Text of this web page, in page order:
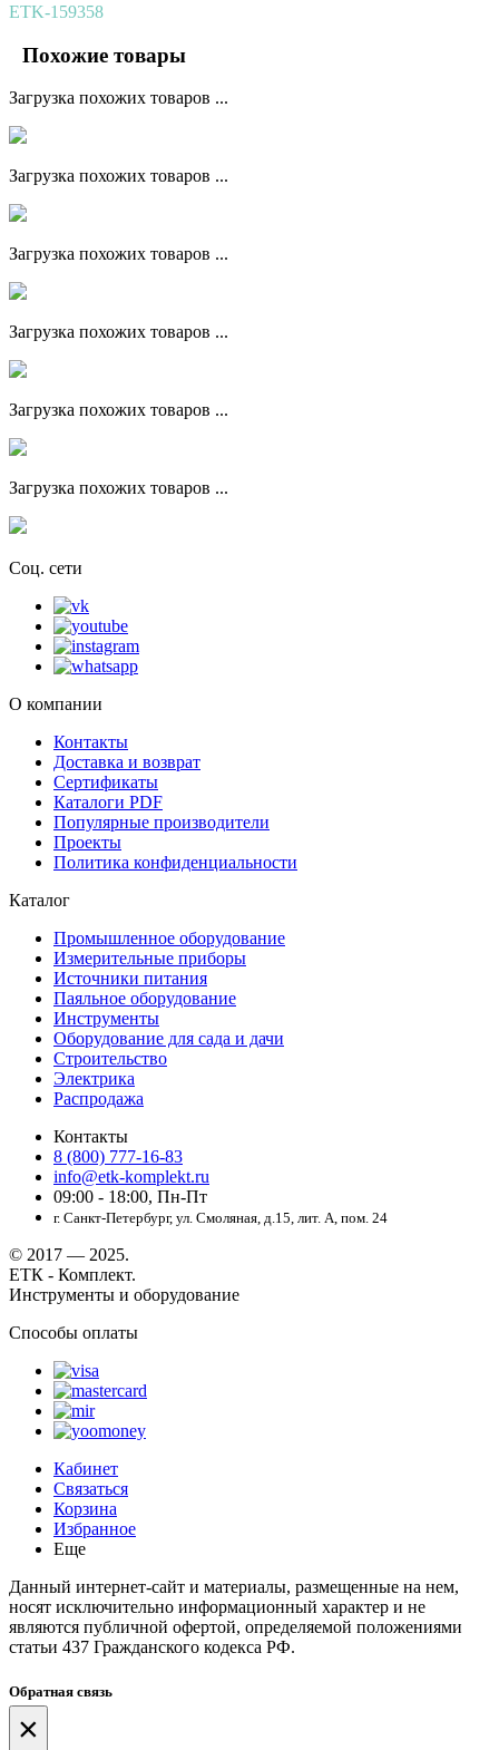
ETK-159358
Похожие товары
Загрузка похожих товаров ...
Загрузка похожих товаров ...
Загрузка похожих товаров ...
Загрузка похожих товаров ...
Загрузка похожих товаров ...
Загрузка похожих товаров ...
Соц. сети
О компании
Контакты
Доставка и возврат
Сертификаты
Каталоги PDF
Популярные производители
Проекты
Политика конфиденциальности
Каталог
Промышленное оборудование
Измерительные приборы
Источники питания
Паяльное оборудование
Инструменты
Оборудование для сада и дачи
Строительство
Электрика
Распродажа
Контакты
8 (800) 777-16-83
info@etk-komplekt.ru
09:00 - 18:00, Пн-Пт
г. Санкт-Петербург, ул. Смоляная, д.15, лит. А, пом. 24
© 2017 — 2025.
ЕТК - Комплект.
Инструменты и оборудование
Способы оплаты
Кабинет
Связаться
Корзина
Избранное
Еще
Данный интернет-сайт и материалы, размещенные на нем,
носят исключительно информационный характер и не
являются публичной офертой, определяемой положениями
статьи 437 Гражданского кодекса РФ.
Обратная связь
×